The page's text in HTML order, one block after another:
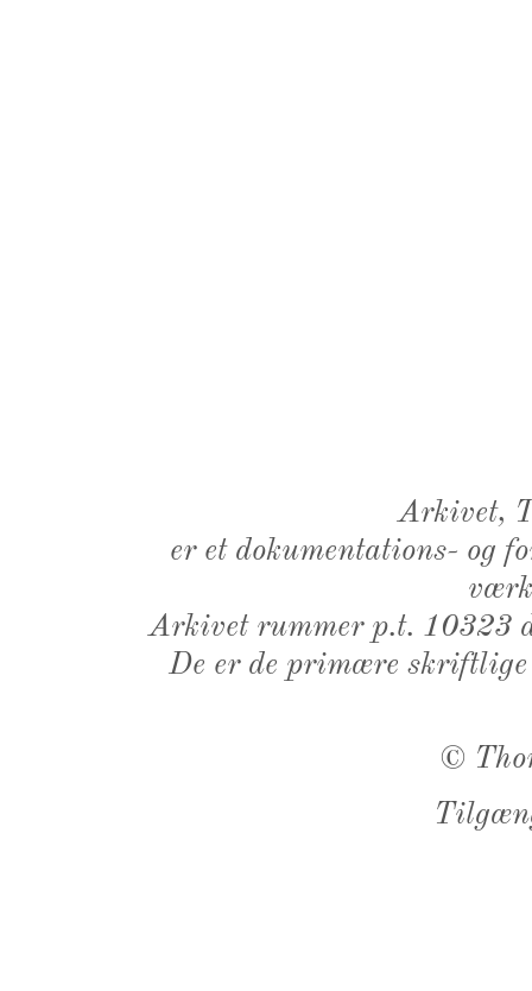
Arkivet,
er et dokumentations- og
Arkivet rummer p.t. 10323
De er de primære
©